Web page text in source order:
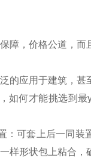
障，价格公道，而
的应用于建筑，甚
如何才能挑选到
：可套上后一同装
样形状包上粘合，